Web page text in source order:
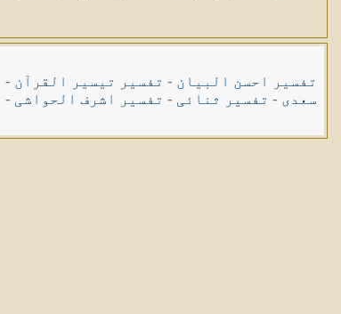
تفسیر احسن البیان - تفسیر تیسیر القرآن -
سعدی - تفسیر ثنائی - تفسیر اشرف الحواشی -